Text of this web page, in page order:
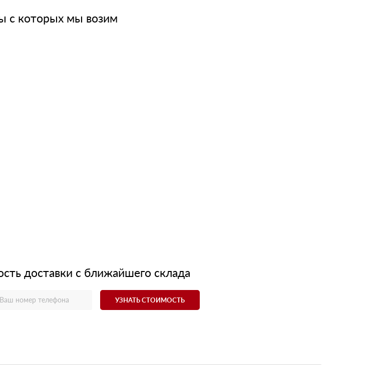
с которых мы возим
доставки с ближайшего склада
УЗНАТЬ СТОИМОСТЬ